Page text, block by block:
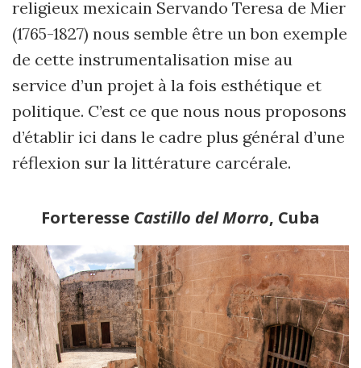
religieux mexicain Servando Teresa de Mier
(1765-1827) nous semble être un bon exemple
de cette instrumentalisation mise au
service d’un projet à la fois esthétique et
politique. C’est ce que nous nous proposons
d’établir ici dans le cadre plus général d’une
réflexion sur la littérature carcérale.
Forteresse Castillo del Morro, Cuba